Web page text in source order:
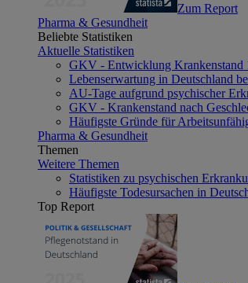
Zum Report
Pharma & Gesundheit
Beliebte Statistiken
Aktuelle Statistiken
GKV - Entwicklung Krankenstand
Lebenserwartung in Deutschland
AU-Tage aufgrund psychischer
GKV - Krankenstand nach
Häufigste Gründe für
Pharma & Gesundheit
Themen
Weitere Themen
Statistiken zu psychischen
Häufigste Todesursachen in
Top Report